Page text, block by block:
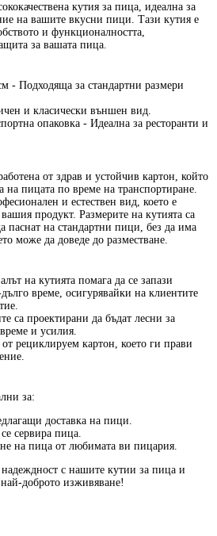
кутия за пица, идеална за
на вашите вкусни пици. Тази кутия е
и функционалността,
за вашата пица.
- Подходяща за стандартни размери
и класически външен вид.
опаковка - Идеална за ресторанти и
от здрав и устойчив картон, който
на пицата по време на транспортиране.
и естествен вид, което е
продукт. Размерите на кутията са
паснат на стандартни пици, без да има
може да доведе до разместване.
на кутията помага да се запази
време, осигурявайки на клиентите
са проектирани да бъдат лесни за
време и усилия.
рециклируем картон, което ги прави
за:
доставка на пици.
сервира пица.
на пица от любимата ви пицария.
с нашите кутии за пица и
доброто изживяване!